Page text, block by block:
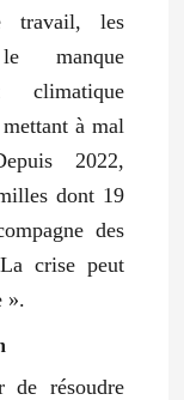
travail, les
le manque
climatique
à mal
2022,
dont 19
des
crise peut
».
de résoudre